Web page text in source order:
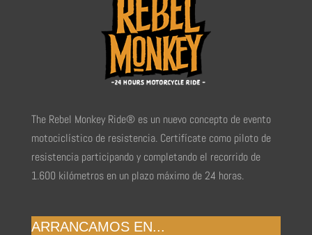
The Rebel Monkey Ride® es un nuevo concepto de evento
motociclístico de resistencia. Certifícate como piloto de
resistencia participando y completando el recorrido de
1.600 kilómetros en un plazo máximo de 24 horas.
ARRANCAMOS EN...